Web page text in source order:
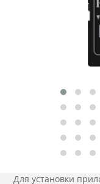
Для установки